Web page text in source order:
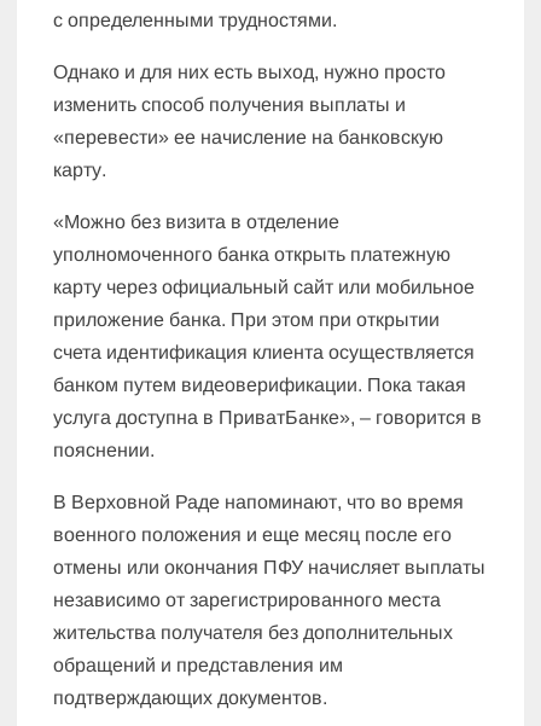
с определенными трудностями.
Однако и для них есть выход, нужно просто
изменить способ получения выплаты и
«перевести» ее начисление на банковскую
карту.
«Можно без визита в отделение
уполномоченного банка открыть платежную
карту через официальный сайт или мобильное
приложение банка. При этом при открытии
счета идентификация клиента осуществляется
банком путем видеоверификации. Пока такая
услуга доступна в ПриватБанке», – говорится в
пояснении.
В Верховной Раде напоминают, что во время
военного положения и еще месяц после его
отмены или окончания ПФУ начисляет выплаты
независимо от зарегистрированного места
жительства получателя без дополнительных
обращений и представления им
подтверждающих документов.